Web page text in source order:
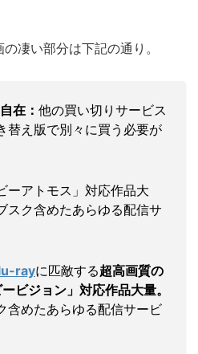
凄い部分は下記の通り。
在： 他の買い切りサービス
替え版で別々に買う必要が
ーアトモス」対応作品大
スク含めたあらゆる配信サ
rayに匹敵する超高画質の
ビジョン」対応作品大量。
含めたあらゆる配信サービ